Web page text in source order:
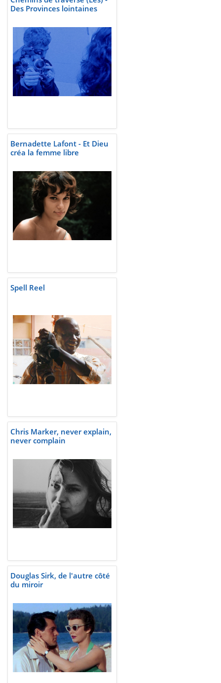
Des Provinces lointaines
Bernadette Lafont - Et Dieu
créa la femme libre
Spell Reel
Chris Marker, never explain,
never complain
Douglas Sirk, de l'autre côté
du miroir